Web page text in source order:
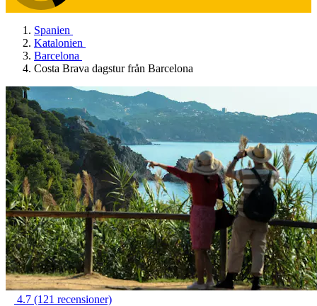
Spanien
Katalonien
Barcelona
Costa Brava dagstur från Barcelona
4.7 (121 recensioner)